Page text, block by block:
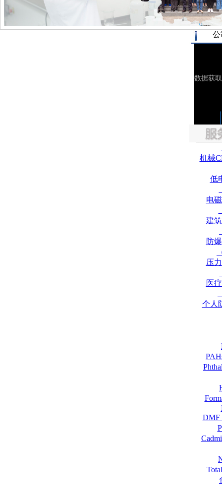
公
机械
低
电
建
防
压
医
个人
DMF